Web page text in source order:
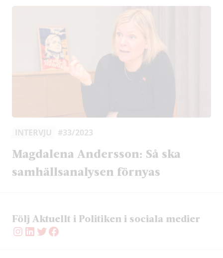
INTERVJU #33/2023
Magdalena Andersson: Så ska
samhällsanalysen förnyas
Följ Aktuellt i Politiken i sociala medier
Instagram
LinkedIn
Twitter
Facebook